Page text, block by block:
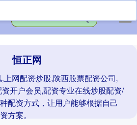
恒正网
上网配资炒股,陕西股票配资公司,
开户会员,配资专业在线炒股配资/
配资方式，让用户能够根据自己
方案。